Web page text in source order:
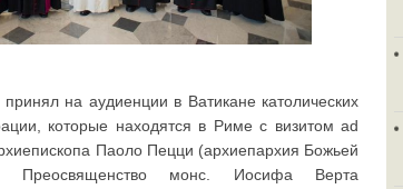
на аудиенции в Ватикане католических
которые находятся в Риме с визитом ad
Паоло Пецци (архиепархия Божьей
монс. Иосифа Верта